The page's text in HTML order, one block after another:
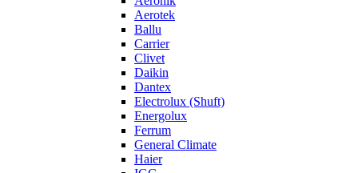
Aerotek
Ballu
Carrier
Clivet
Daikin
Dantex
Electrolux (Shuft)
Energolux
Ferrum
General Climate
Haier